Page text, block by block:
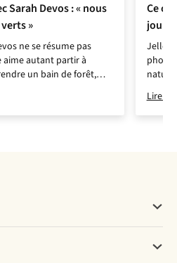
Sarah Devos : « nous
»
ne se résume pas
aime autant partir à
un bain de forêt,
Laissez-vous inspirer !
Ce
jour
Jelle
Lire la